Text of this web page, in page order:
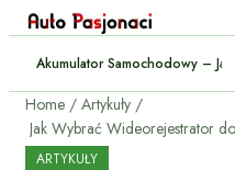
Przyczepę? – Przepisy I
Home
Artykuły
ARTYKUŁY